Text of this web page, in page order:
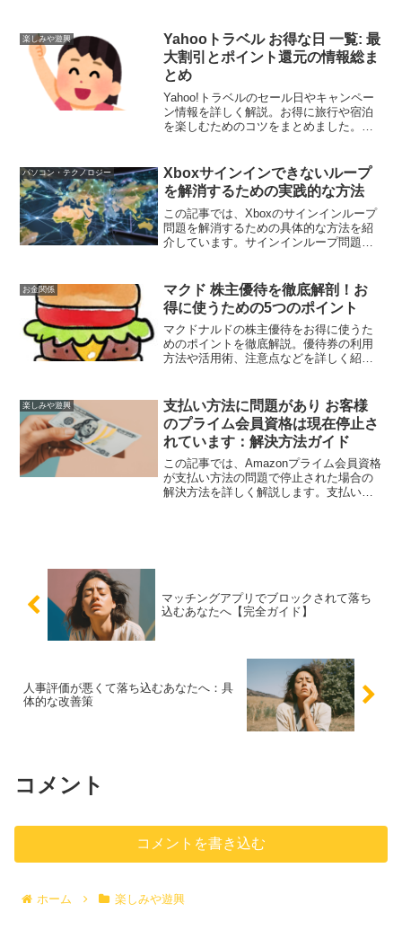
ガイドです。
楽しみや遊興
Yahooトラベル お得な日 一覧: 最
大割引とポイント還元の情報総ま
とめ
Yahoo!トラベルのセール日やキャンペー
ン情報を詳しく解説。お得に旅行や宿泊
を楽しむためのコツをまとめました。ポ
パソコン・テクノロジー
Xboxサインインできないループ
を解消するための実践的な方法
この記事では、Xboxのサインインループ
問題を解消するための具体的な方法を紹
介しています。サインインループ問題の
シュとCookieのクリア、出荷時の設定に
戻すなどの解決策を詳しく説明していま
す。また、問題を防ぐための予防策も提
供しています。
お金関係
マクド 株主優待を徹底解剖！お
得に使うための5つのポイント
マクドナルドの株主優待をお得に使うた
めのポイントを徹底解説。優待券の利用
方法や活用術、注意点などを詳しく紹介
楽しみや遊興
支払い方法に問題があり お客様
のプライム会員資格は現在停止さ
れています：解決方法ガイド
この記事では、Amazonプライム会員資格
が支払い方法の問題で停止された場合の
解決方法を詳しく解説します。支払い方
マッチングアプリでブロックされて落ち
込むあなたへ【完全ガイド】
人事評価が悪くて落ち込むあなたへ：具
体的な改善策
コメント
コメントを書き込む
ホーム 楽しみや遊興